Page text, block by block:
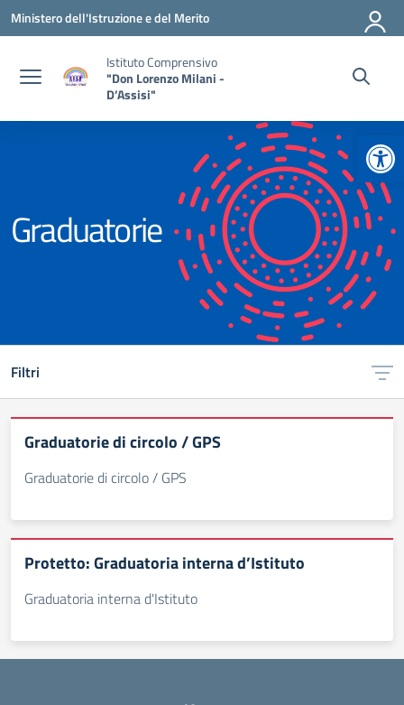
Vai ai contenuti
Vai al menu di navigazione
Vai al footer
Ministero dell'Istruzione e del Merito
Istituto Comprensivo
"Don Lorenzo Milani -
D’Assisi"
Graduatorie
Filtri
Graduatorie di circolo / GPS
Graduatorie di circolo / GPS
Protetto: Graduatoria interna d’Istituto
Graduatoria interna d'Istituto